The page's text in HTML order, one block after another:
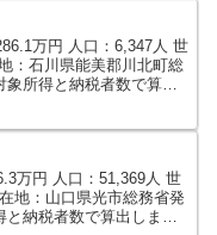
万円 人口：6,347人 世
：石川県能美郡川北町総
象所得と納税者数で算出
万円 人口：51,369人 世
地：山口県光市総務省発
と納税者数で算出しまし